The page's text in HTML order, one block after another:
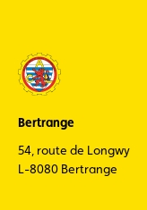
Bertrange
54, route de Longwy
L-8080 Bertrange